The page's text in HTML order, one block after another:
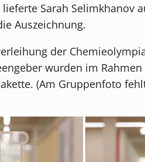
Sarah Selimkhanov
Auszeichnung.
der
wurden im
(Am Gruppenfoto